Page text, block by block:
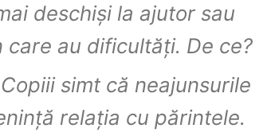
deschiși la ajutor sau
care au dificultăți. De ce?
simt că neajunsurile
relația cu părintele.